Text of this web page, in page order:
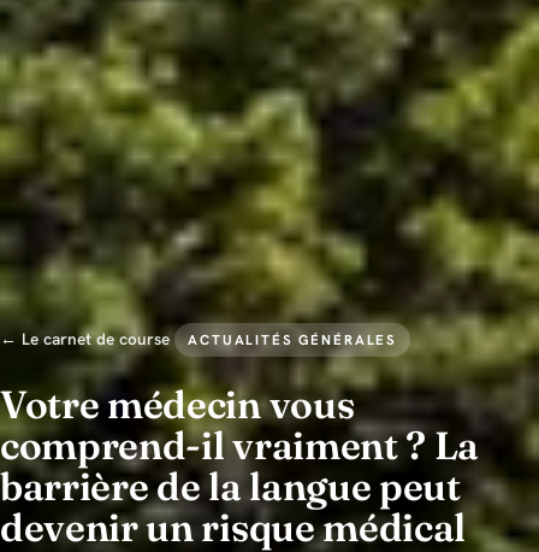
← Le carnet de course ACTUALITÉS GÉNÉRALES
Votre médecin vous
comprend-il vraiment ? La
barrière de la langue peut
devenir un risque médical